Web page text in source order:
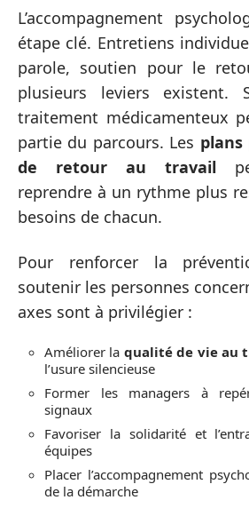
L’accompagnement
étape clé. Entretiens
parole, soutien pour le
plusieurs leviers existent.
traitement médicamenteux
partie du parcours. Les plans
de retour au travail
reprendre à un rythme plus
besoins de chacun.
Pour renforcer la
soutenir les personnes
axes sont à privilégier :
Améliorer la qualité de vie au
l’usure silencieuse
Former les managers à
signaux
Favoriser la solidarité et
équipes
Placer l’accompagnement
de la démarche